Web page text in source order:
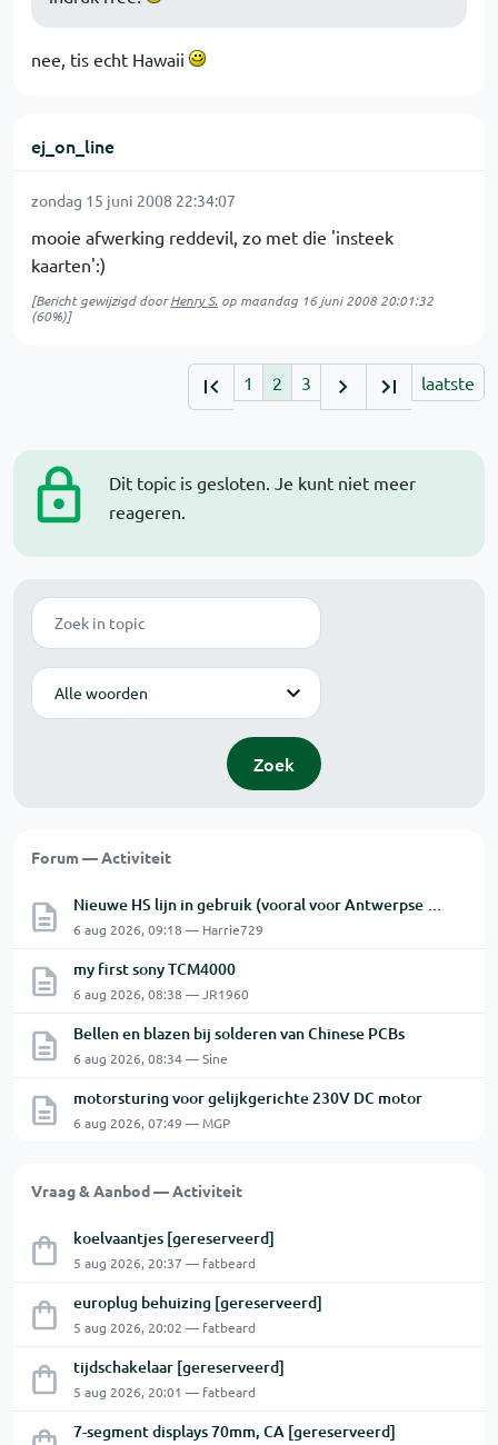
Dit topic is gesloten. Je kunt niet meer
reageren.
Zoek
Modus
Zoek
Forum — Activiteit
6 aug 2026, 09:18 — Harrie729
my first sony TCM4000
6 aug 2026, 08:38 — JR1960
Bellen en blazen bij solderen van Chinese PCBs
6 aug 2026, 08:34 — Sine
motorsturing voor gelijkgerichte 230V DC motor
6 aug 2026, 07:49 — MGP
Vraag & Aanbod — Activiteit
koelvaantjes [gereserveerd]
5 aug 2026, 20:37 — fatbeard
europlug behuizing [gereserveerd]
5 aug 2026, 20:02 — fatbeard
tijdschakelaar [gereserveerd]
5 aug 2026, 20:01 — fatbeard
7-segment displays 70mm, CA [gereserveerd]
nee, tis echt Hawaii
ej_on_line
zondag 15 juni 2008 22:34:07
mooie afwerking reddevil, zo met die 'insteek
kaarten':)
[Bericht gewijzigd doorHenry S. op maandag 16 juni 2008 20:01:32
(60%)]
1 2 3 laatste